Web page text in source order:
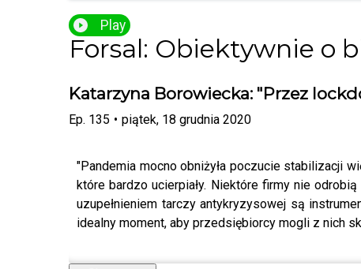
Play
Forsal: Obiektywnie o
Katarzyna Borowiecka: "Przez
Ep. 135 • piątek, 18 grudnia 2020
"Pandemia mocno obniżyła poczucie stabilizacji
które bardzo ucierpiały. Niektóre firmy nie
uzupełnieniem tarczy antykryzysowej są
idealny moment, aby przedsiębiorcy mogli z nich